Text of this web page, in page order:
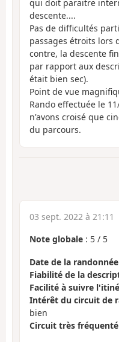
qui doit paraitre
descente....
Pas de difficultés
passages étroits lors
contre, la descente
par rapport aux
était bien sec).
Point de vue
Rando effectuée le
n'avons croisé que
du parcours.
03 sept. 2022 à 21:11
Note globale : 5 / 5
Date de la randonnée
Fiabilité de la
Facilité à suivre
Intérêt du circuit de
bien
Circuit très fréquenté